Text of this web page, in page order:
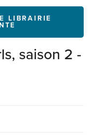
LIBRAIRIE
saison 2 -